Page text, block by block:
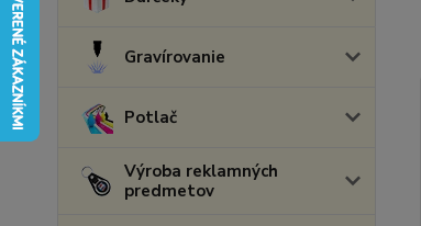
Gravírovanie
Potlač
Výroba reklamných
predmetov